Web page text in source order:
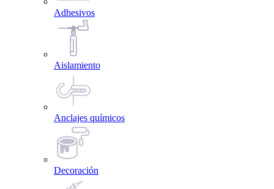
Adhesivos
Aislamiento
Anclajes químicos
Decoración